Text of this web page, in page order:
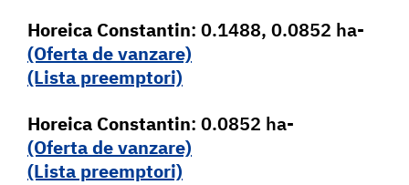
Horeica Constantin: 0.1488, 0.0852 ha-
(Oferta de vanzare)
(Lista preemptori)
Horeica Constantin: 0.0852 ha-
(Oferta de vanzare)
(Lista preemptori)